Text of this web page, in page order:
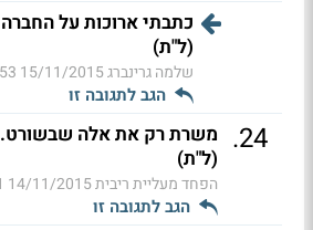
כתבתי ארוכות על החברה
(ל"ת)
שלמה גרינברג15/11/2015 14:53
הגב לתגובה זו
24
. משרת רק את אלה שבשורט.
(ל"ת)
הפחד מעליית ריבית14/11/2015 16:21
הגב לתגובה זו